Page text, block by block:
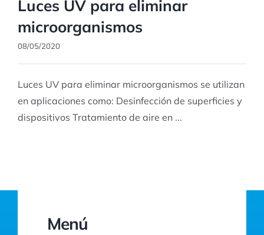
Luces UV para eliminar
microorganismos
08/05/2020
Luces UV para eliminar microorganismos se utilizan
en aplicaciones como: Desinfección de superficies y
dispositivos Tratamiento de aire en ...
Menú